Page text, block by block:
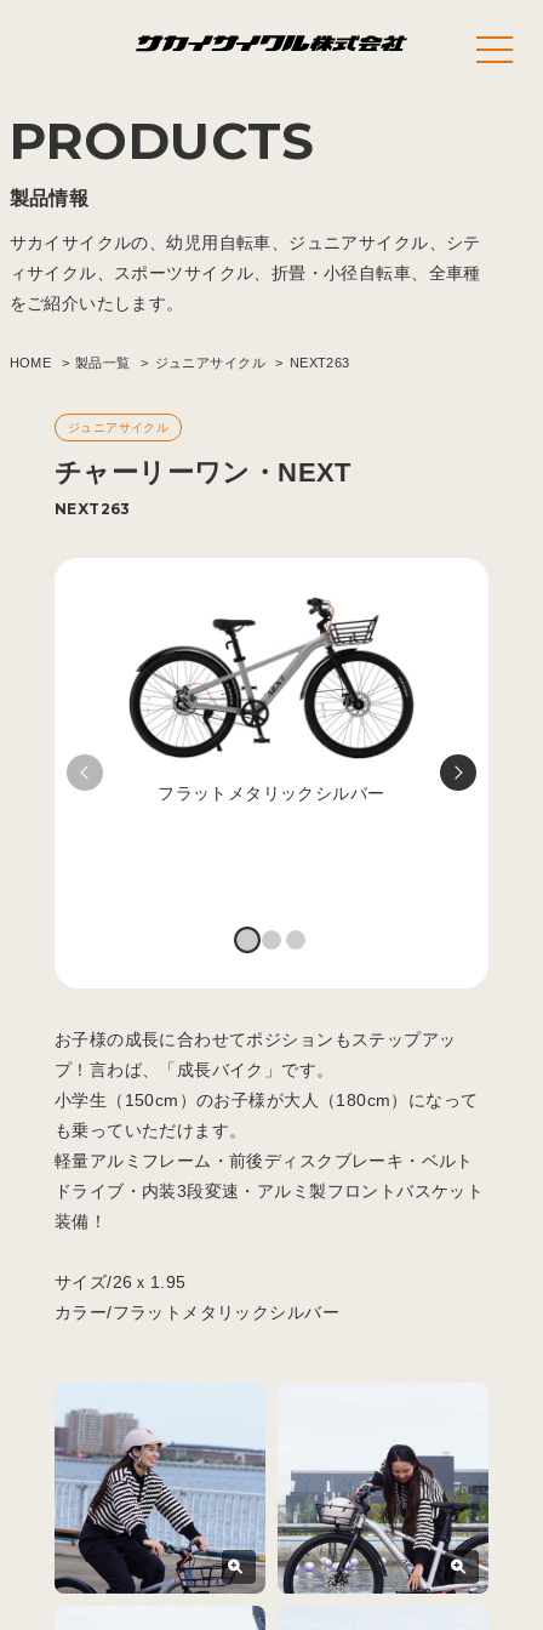
PRODUCTS
製品情報
サカイサイクルの、幼児用自転車、ジュニアサイクル、シテ
ィサイクル、スポーツサイクル、折畳・小径自転車、全車種
をご紹介いたします。
HOME 製品一覧 ジュニアサイクル NEXT263
ジュニアサイクル
チャーリーワン・NEXT
NEXT263
フラットメタリックシルバー
お子様の成長に合わせてポジションもステップアッ
プ！言わば、「成長バイク」です。
小学生（150cm）のお子様が大人（180cm）になって
も乗っていただけます。
軽量アルミフレーム・前後ディスクブレーキ・ベルト
ドライブ・内装3段変速・アルミ製フロントバスケット
装備！
サイズ/26ｘ1.95
カラー/フラットメタリックシルバー